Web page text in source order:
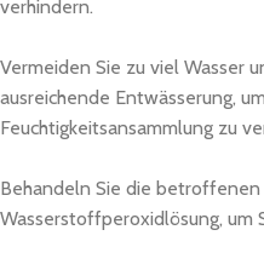
verhindern.
Vermeiden Sie zu viel Wasser
ausreichende Entwässerung,
Feuchtigkeitsansammlung zu
Behandeln Sie die
Wasserstoffperoxidlösung, um